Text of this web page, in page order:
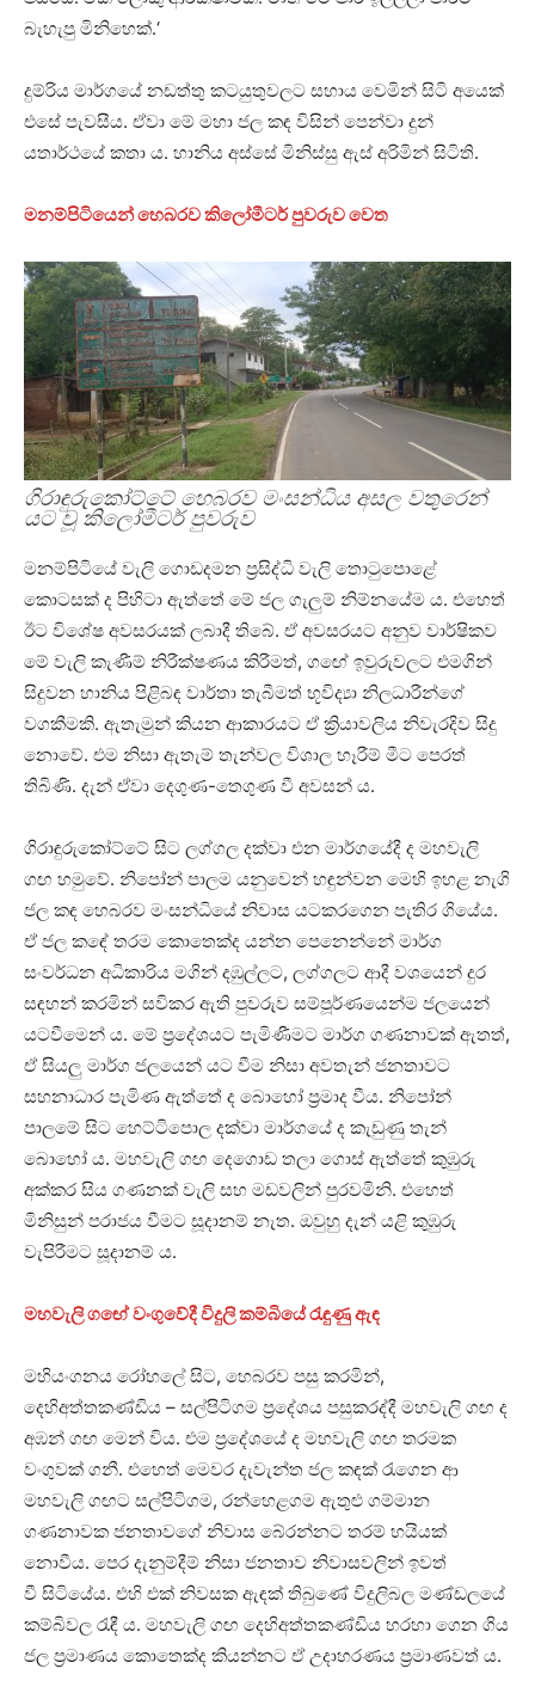
බැහැපු මිනිහෙක්.‘
දුම්රිය මාර්ගයේ නඩත්තු කටයුතුවලට සහාය වෙමින් සිටි අයෙක්
එසේ පැවසීය. ඒවා මේ මහා ජල කඳ විසින් පෙන්වා දුන්
යතාර්ථයේ කතා ය. හානිය අස්සේ මිනිස්සු ඇස් අරිමින් සිටිති.
මනම්පිටියෙන් හෙබරව කිලෝමීටර් පුවරුව වෙත
ගිරාඳුරුකෝට්ටේ හෙබරව මංසන්ධිය අසල වතුරෙන්
යට වූ කිලෝමීටර් පුවරුව
මනම්පිටියේ වැලි ගොඩදමන ප්‍රසිද්ධි වැලි තොටුපොළේ
කොටසක් ද පිහිටා ඇත්තේ මේ ජල ගැලුම් නිම්නයේම ය. එහෙත්
ඊට විශේෂ අවසරයක් ලබාදී තිබේ. ඒ අවසරයට අනුව වාර්ෂිකව
මේ වැලි කැණීම් නිරීක්ෂණය කිරීමත්, ගඟේ ඉවුරුවලට එමගින්
සිදුවන හානිය පිළිබඳ වාර්තා තැබීමත් භූවිද්‍යා නිලධාරීන්ගේ
වගකීමකි. ඇතැමුන් කියන ආකාරයට ඒ ක්‍රියාවලිය නිවැරදිව සිදු
නොවේ. එම නිසා ඇතැම් තැන්වල විශාල හෑරීම් මීට පෙරත්
තිබිණි. දැන් ඒවා දෙගුණ-තෙගුණ වී අවසන් ය.
ගිරාඳුරුකෝට්ටේ සිට ලග්ගල දක්වා එන මාර්ගයේදී ද මහවැලි
ගඟ හමුවේ. නිපෝන් පාලම යනුවෙන් හඳුන්වන මෙහි ඉහළ නැගි
ජල කඳ හෙබරව මංසන්ධියේ නිවාස යටකරගෙන පැතිර ගියේය.
ඒ ජල කඳේ තරම කොතෙක්ද යන්න පෙනෙන්නේ මාර්ග
සංවර්ධන අධිකාරිය මගින් දඹුල්ලට, ලග්ගලට ආදී වශයෙන් දුර
සඳහන් කරමින් සවිකර ඇති පුවරුව සම්පූර්ණයෙන්ම ජලයෙන්
යටවීමෙන් ය. මේ ප්‍රදේශයට පැමිණීමට මාර්ග ගණනාවක් ඇතත්,
ඒ සියලු මාර්ග ජලයෙන් යට වීම නිසා අවතැන් ජනතාවට
සහනාධාර පැමිණ ඇත්තේ ද බොහෝ ප්‍රමාද වීය. නිපෝන්
පාලමේ සිට හෙට්ටිපොල දක්වා මාර්ගයේ ද කැඩුණු තැන්
බොහෝ ය. මහවැලි ගඟ දෙගොඩ තලා ගොස් ඇත්තේ කුඹුරු
අක්කර සිය ගණනක් වැලි සහ මඩවලින් පුරවමිනි. එහෙත්
මිනිසුන් පරාජය වීමට සූදානම් නැත. ඔවුහු දැන් යළි කුඹුරු
වැපිරීමට සූදානම් ය.
මහවැලි ගඟේ වංගුවේදී විදුලි කම්බියේ රැඳුණු ඇඳ
මහියංගනය රෝහලේ සිට, හෙබරව පසු කරමින්,
දෙහිඅත්තකණ්ඩිය – සල්පිටිගම ප්‍රදේශය පසුකරද්දී මහවැලි ගඟ ද
අඹන් ගඟ මෙන් විය. එම ප්‍රදේශයේ ද මහවැලි ගඟ තරමක
වංගුවක් ගනී. එහෙත් මෙවර දැවැන්ත ජල කඳක් රැගෙන ආ
මහවැලි ගඟට සල්පිටිගම, රන්හෙළගම ඇතුළු ගම්මාන
ගණනාවක ජනතාවගේ නිවාස බේරන්නට තරම් හයියක්
නොවීය. පෙර දැනුම්දීම් නිසා ජනතාව නිවාසවලින් ඉවත්
වී සිටියේය. එහි එක් නිවසක ඇඳක් තිබුණේ විදුලිබල මණ්ඩලයේ
කම්බිවල රැඳී ය. මහවැලි ගඟ දෙහිඅත්තකණ්ඩිය හරහා ගෙන ගිය
ජල ප්‍රමාණය කොතෙක්ද කියන්නට ඒ උදාහරණය ප්‍රමාණවත් ය.